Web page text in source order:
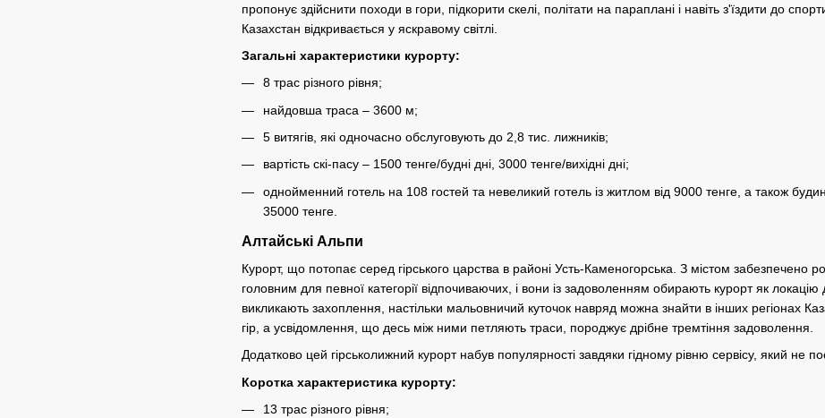
пропонує здійснити походи в гори, підкорити скелі, політати на параплані і навіть з'їздити до
Казахстан відкривається у яскравому світлі.
Загальні характеристики курорту:
8 трас різного рівня;
найдовша траса – 3600 м;
5 витягів, які одночасно обслуговують до 2,8 тис. лижників;
вартість скі-пасу – 1500 тенге/будні дні, 3000 тенге/вихідні дні;
однойменний готель на 108 гостей та невеликий готель із житлом від 9000 тенге, а також
35000 тенге.
Алтайські Альпи
Курорт, що потопає серед гірського царства в районі Усть-Каменогорська. З містом
головним для певної категорії відпочиваючих, і вони із задоволенням обирають курорт як
викликають захоплення, настільки мальовничий куточок навряд можна знайти в інших регіонах
гір, а усвідомлення, що десь між ними петляють траси, породжує дрібне тремтіння задоволення.
Додатково цей гірськолижний курорт набув популярності завдяки гідному рівню сервісу, який не
Коротка характеристика курорту:
13 трас різного рівня;